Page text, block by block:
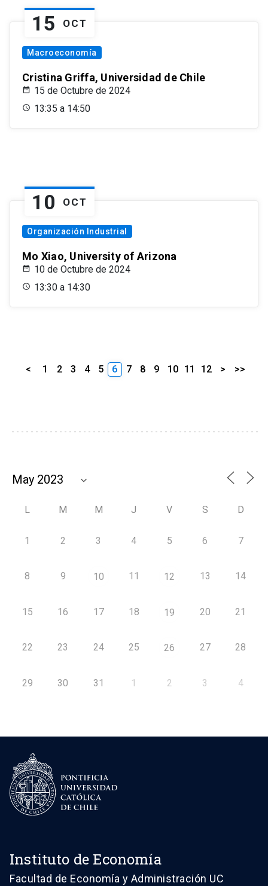
15 OCT
Macroeconomía
Cristina Griffa, Universidad de Chile
15 de Octubre de 2024
13:35 a 14:50
10 OCT
Organización Industrial
Mo Xiao, University of Arizona
10 de Octubre de 2024
13:30 a 14:30
< 1 2 3 4 5 6 7 8 9 10 11 12 > >>
L M M J V S D
1 2 3 4 5 6 7
8 9 10 11 12 13 14
15 16 17 18 19 20 21
22 23 24 25 26 27 28
29 30 31 1 2 3 4
Instituto de Economía
Facultad de Economía y Administración UC